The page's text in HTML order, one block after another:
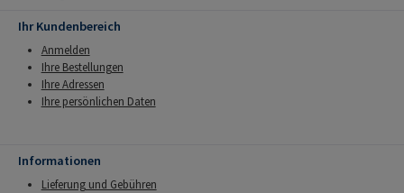
Ihr Kundenbereich
Anmelden
Ihre Bestellungen
Ihre Adressen
Ihre persönlichen Daten
Informationen
Lieferung und Gebühren